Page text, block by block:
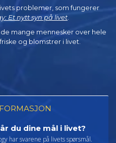
problemer, som fungerer
Et nytt syn på livet.
de mange mennesker over hele
og blomstrer i livet.
du dine mål i livet?
har svarene på livets spørsmål.